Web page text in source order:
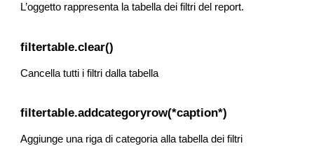
L’oggetto rappresenta la tabella dei filtri del report.
filtertable.clear()
Cancella tutti i filtri dalla tabella
filtertable.addcategoryrow(*caption*)
Aggiunge una riga di categoria alla tabella dei filtri